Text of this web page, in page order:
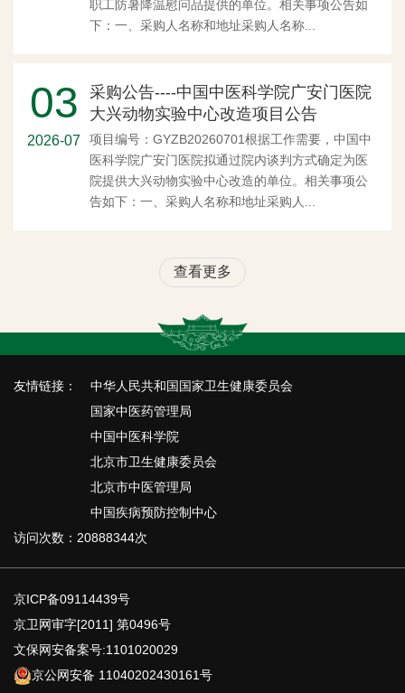
职工防暑降温慰问品提供的单位。相关事项公告如
下：一、采购人名称和地址采购人名称...
03
2026-07
采购公告----中国中医科学院广安门医院
大兴动物实验中心改造项目公告
项目编号：GYZB20260701根据工作需要，中国中
医科学院广安门医院拟通过院内谈判方式确定为医
院提供大兴动物实验中心改造的单位。相关事项公
告如下：一、采购人名称和地址采购人...
查看更多
友情链接：
中华人民共和国国家卫生健康委员会
国家中医药管理局
中国中医科学院
北京市卫生健康委员会
北京市中医管理局
中国疾病预防控制中心
访问次数：20888344次
京ICP备09114439号
京卫网审字[2011] 第0496号
文保网安备案号:1101020029
京公网安备 11040202430161号